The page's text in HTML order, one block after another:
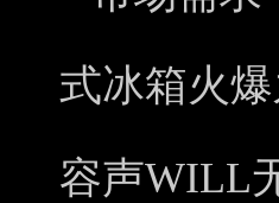
式冰箱火
容声WILL